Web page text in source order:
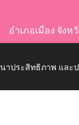
อำเภอเมือง จัง
าประสิทธิภาพ แล